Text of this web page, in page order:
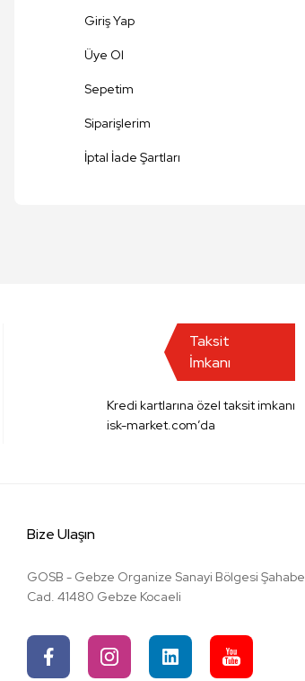
Giriş Yap
Üye Ol
Sepetim
Siparişlerim
İptal İade Şartları
Taksit
İmkanı
Kredi kartlarına özel taksit imkanı
isk-market.com’da
Bize Ulaşın
GOSB - Gebze Organize Sanayi Bölgesi
Cad. 41480 Gebze Kocaeli